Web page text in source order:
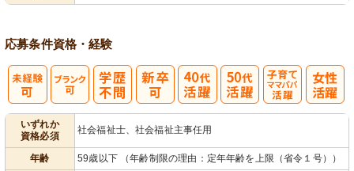
応募条件資格・経験
いずれか
資格必須
社会福祉士、社会福祉主事任用
年齢 59歳以下 （年齢制限の理由：定年年齢を上限（省令１号））